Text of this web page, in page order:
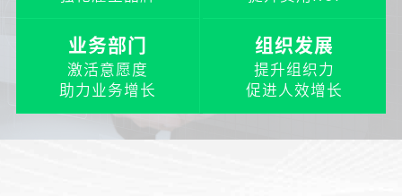
业务部门
激活意愿度
助力业务增长
组织发展
提升组织力
促进人效增长